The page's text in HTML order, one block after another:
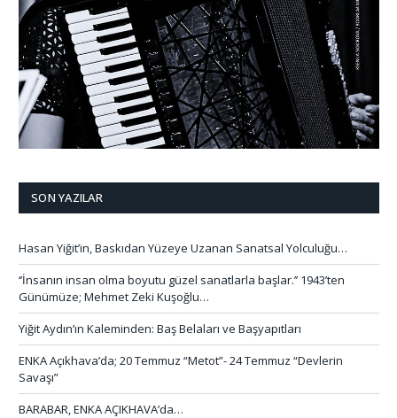
SON YAZILAR
Hasan Yiğit’in, Baskıdan Yüzeye Uzanan Sanatsal Yolculuğu…
‘’İnsanın insan olma boyutu güzel sanatlarla başlar.’’ 1943’ten
Günümüze; Mehmet Zeki Kuşoğlu…
Yiğit Aydın’ın Kaleminden: Baş Belaları ve Başyapıtları
ENKA Açıkhava’da; 20 Temmuz “Metot”- 24 Temmuz “Devlerin
Savaşı”
BARABAR, ENKA AÇIKHAVA’da…